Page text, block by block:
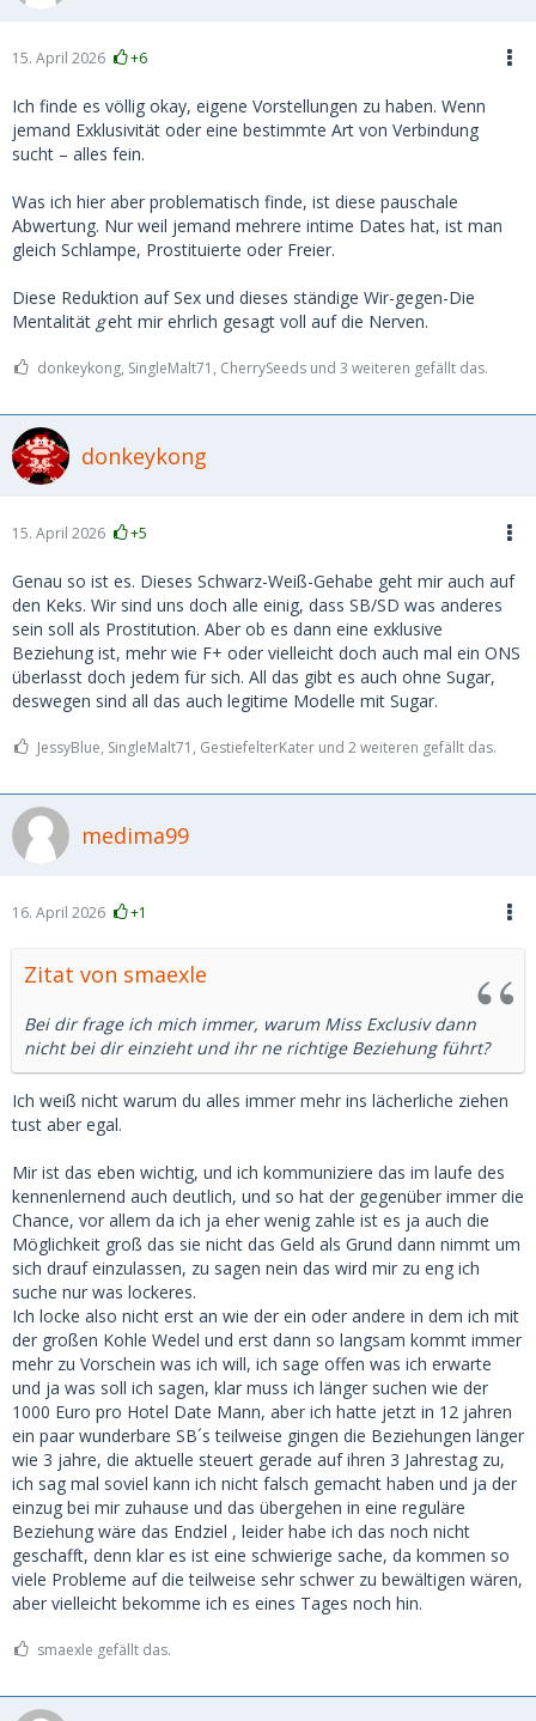
du dein männliches Ich fortan öfters, genießt aber auch 3
männlichen ich erzählst du natürlich nichts davon... lügen
Ich will damit sagen, du weißt es nicht! Du kannst es nicht
wissen! Die Spermienspeicher haben keinen
600 Kilomenter und weit ist keine Abnutzung, sondern
signalisieren lediglich den Grad der Erregung verbunden
mit Entspannung und wachsender Menge an Feuchtigkeit...
15. April 2026 +6
Ich finde es völlig okay, eigene Vorstellungen zu haben. Wenn
jemand Exklusivität oder eine bestimmte Art von Verbindung
sucht – alles fein.
Was ich hier aber problematisch finde, ist diese pauschale
Abwertung. Nur weil jemand mehrere intime Dates hat, ist man
gleich Schlampe, Prostituierte oder Freier.
Diese Reduktion auf Sex und dieses ständige Wir-gegen-Die
Mentalität geht mir ehrlich gesagt voll auf die Nerven.
donkeykong, SingleMalt71, CherrySeeds und 3 weiteren gefällt das.
donkeykong
15. April 2026 +5
Genau so ist es. Dieses Schwarz-Weiß-Gehabe geht mir auch auf
den Keks. Wir sind uns doch alle einig, dass SB/SD was anderes
sein soll als Prostitution. Aber ob es dann eine exklusive
Beziehung ist, mehr wie F+ oder vielleicht doch auch mal ein ONS
überlasst doch jedem für sich. All das gibt es auch ohne Sugar,
deswegen sind all das auch legitime Modelle mit Sugar.
JessyBlue, SingleMalt71, GestiefelterKater und 2 weiteren gefällt das.
medima99
16. April 2026 +1
Zitat von smaexle
Bei dir frage ich mich immer, warum Miss Exclusiv dann
nicht bei dir einzieht und ihr ne richtige Beziehung führt?
Ich weiß nicht warum du alles immer mehr ins lächerliche ziehen
tust aber egal.
Mir ist das eben wichtig, und ich kommuniziere das im laufe des
kennenlernend auch deutlich, und so hat der gegenüber immer die
Chance, vor allem da ich ja eher wenig zahle ist es ja auch die
Möglichkeit groß das sie nicht das Geld als Grund dann nimmt um
sich drauf einzulassen, zu sagen nein das wird mir zu eng ich
suche nur was lockeres.
Ich locke also nicht erst an wie der ein oder andere in dem ich mit
der großen Kohle Wedel und erst dann so langsam kommt immer
mehr zu Vorschein was ich will, ich sage offen was ich erwarte
und ja was soll ich sagen, klar muss ich länger suchen wie der
1000 Euro pro Hotel Date Mann, aber ich hatte jetzt in 12 jahren
ein paar wunderbare SB´s teilweise gingen die Beziehungen länger
wie 3 jahre, die aktuelle steuert gerade auf ihren 3 Jahrestag zu,
ich sag mal soviel kann ich nicht falsch gemacht haben und ja der
einzug bei mir zuhause und das übergehen in eine reguläre
Beziehung wäre das Endziel , leider habe ich das noch nicht
geschafft, denn klar es ist eine schwierige sache, da kommen so
viele Probleme auf die teilweise sehr schwer zu bewältigen wären,
aber vielleicht bekomme ich es eines Tages noch hin.
smaexle gefällt das.